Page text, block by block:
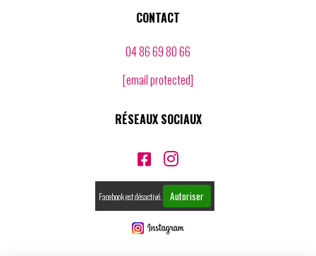
CONTACT
04 86 69 80 66
[email protected]
RÉSEAUX SOCIAUX
 
Facebook est désactivé. Autoriser